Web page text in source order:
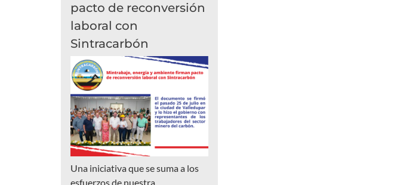
pacto de reconversión
laboral con
Sintracarbón
Una iniciativa que se suma a los
esfuerzos de nuestra